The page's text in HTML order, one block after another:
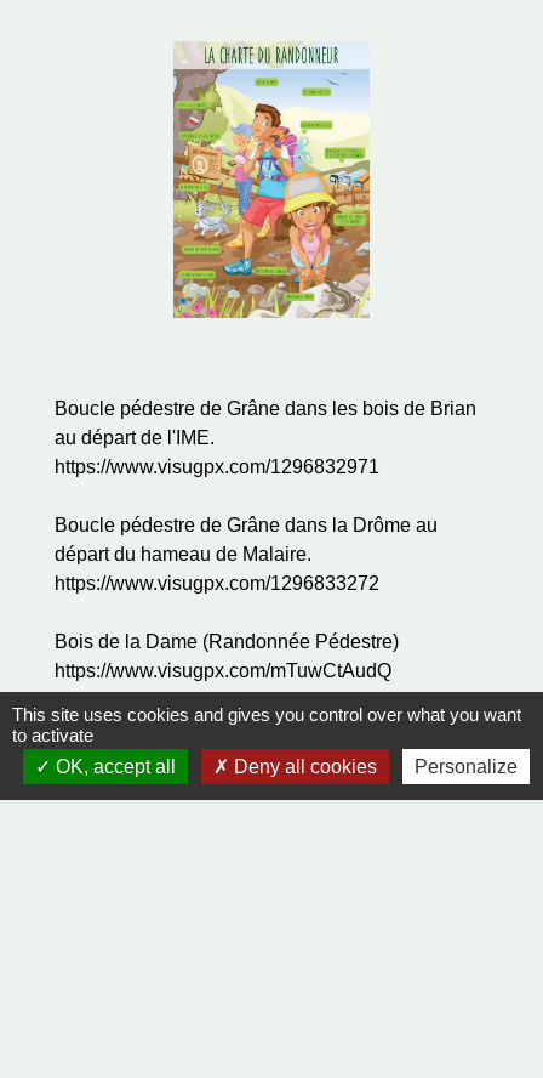
Boucle pédestre de Grâne dans les bois de Brian
au départ de l'IME.
https://www.visugpx.com/1296832971
Boucle pédestre de Grâne dans la Drôme au
départ du hameau de Malaire.
https://www.visugpx.com/1296833272
Bois de la Dame (Randonnée Pédestre)
https://www.visugpx.com/mTuwCtAudQ
Boucle pédestre dans les bois des "Sensouzes"
par des sentiers chevriers.
https://www.visugpx.com/1296833574
This site uses cookies and gives you control over what you want
to activate
OK, accept all
Deny all cookies Personalize